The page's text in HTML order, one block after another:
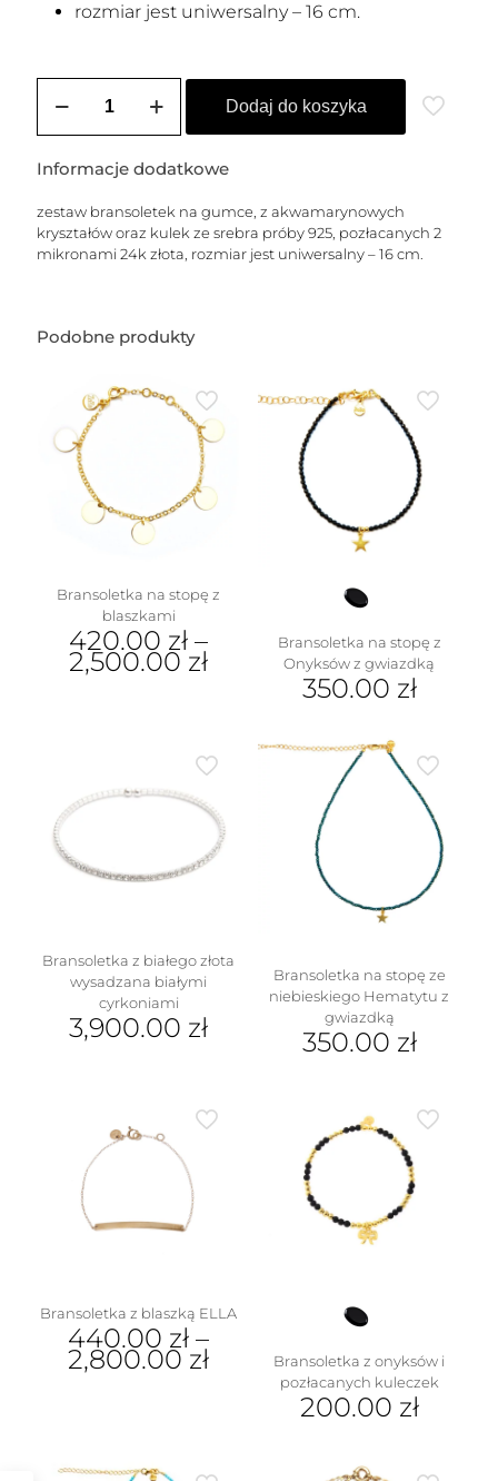
rozmiar jest uniwersalny – 16 cm.
Zestaw
z
kryształów
i
pozłacanych
Dodaj do koszyka
Informacje dodatkowe
zestaw bransoletek na gumce, z akwamarynowych
kryształów oraz kulek ze srebra próby 925, pozłacanych 2
mikronami 24k złota, rozmiar jest uniwersalny – 16 cm.
Podobne produkty
Bransoletka na stopę z
blaszkami
420.00 zł –
2,500.00 zł
wariantów.
Opcje
stronie
Bransoletka na stopę z
Onyksów z gwiazdką
350.00 zł
Bransoletka z białego złota
wysadzana białymi
cyrkoniami
3,900.00 zł
Bransoletka na stopę ze
niebieskiego Hematytu z
gwiazdką
350.00 zł
Bransoletka z blaszką ELLA
440.00 zł –
2,800.00 zł
wariantów.
Bransoletka z onyksów i
pozłacanych kuleczek
200.00 zł